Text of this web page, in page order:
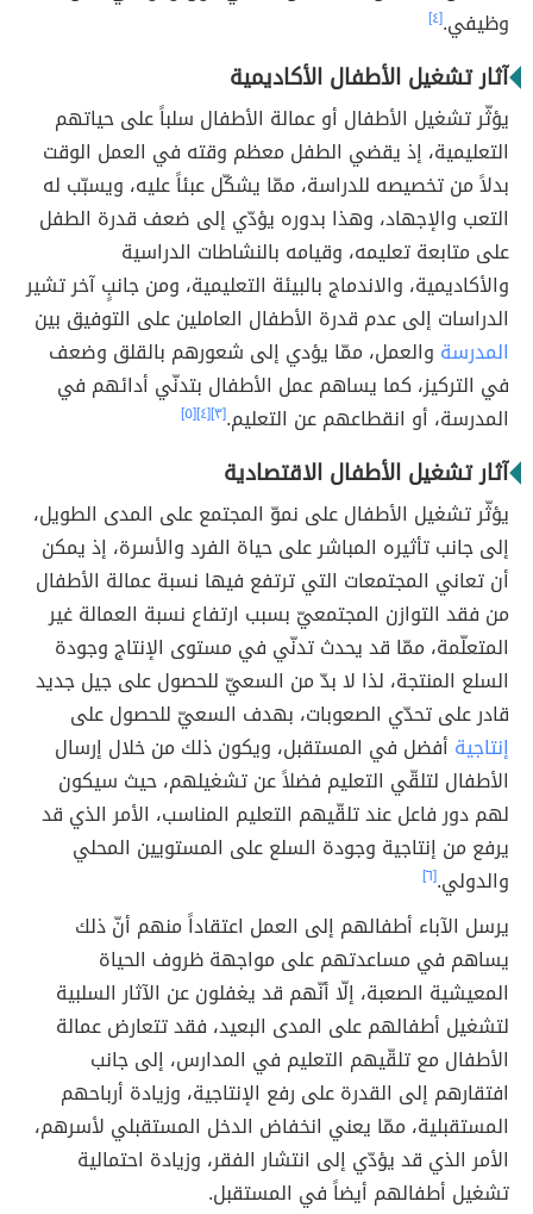
وظيفي.[٤]
آثار تشغيل الأطفال الأكاديمية
يؤثّر تشغيل الأطفال أو عمالة الأطفال سلباً على حياتهم
التعليمية، إذ يقضي الطفل معظم وقته في العمل الوقت
بدلاً من تخصيصه للدراسة، ممّا يشكّل عبئاً عليه، ويسبّب له
التعب والإجهاد، وهذا بدوره يؤدّي إلى ضعف قدرة الطفل
على متابعة تعليمه، وقيامه بالنشاطات الدراسية
والأكاديمية، والاندماج بالبيئة التعليمية، ومن جانبٍ آخر تشير
الدراسات إلى عدم قدرة الأطفال العاملين على التوفيق بين
المدرسة والعمل، ممّا يؤدي إلى شعورهم بالقلق وضعف
في التركيز، كما يساهم عمل الأطفال بتدنّي أدائهم في
المدرسة، أو انقطاعهم عن التعليم.[٣] [٤] [٥]
آثار تشغيل الأطفال الاقتصادية
يؤثّر تشغيل الأطفال على نموّ المجتمع على المدى الطويل،
إلى جانب تأثيره المباشر على حياة الفرد والأسرة، إذ يمكن
أن تعاني المجتمعات التي ترتفع فيها نسبة عمالة الأطفال
من فقد التوازن المجتمعيّ بسبب ارتفاع نسبة العمالة غير
المتعلّمة، ممّا قد يحدث تدنّي في مستوى الإنتاج وجودة
السلع المنتجة، لذا لا بدّ من السعيّ للحصول على جيل جديد
قادر على تحدّي الصعوبات، بهدف السعيّ للحصول على
إنتاجية أفضل في المستقبل، ويكون ذلك من خلال إرسال
الأطفال لتلقّي التعليم فضلاً عن تشغيلهم، حيث سيكون
لهم دور فاعل عند تلقّيهم التعليم المناسب، الأمر الذي قد
يرفع من إنتاجية وجودة السلع على المستويين المحلي
والدولي.[٦]
يرسل الآباء أطفالهم إلى العمل اعتقاداً منهم أنّ ذلك
يساهم في مساعدتهم على مواجهة ظروف الحياة
المعيشية الصعبة، إلّا أنّهم قد يغفلون عن الآثار السلبية
لتشغيل أطفالهم على المدى البعيد، فقد تتعارض عمالة
الأطفال مع تلقّيهم التعليم في المدارس، إلى جانب
افتقارهم إلى القدرة على رفع الإنتاجية، وزيادة أرباحهم
المستقبلية، ممّا يعني انخفاض الدخل المستقبلي لأسرهم،
الأمر الذي قد يؤدّي إلى انتشار الفقر، وزيادة احتمالية
تشغيل أطفالهم أيضاً في المستقبل.